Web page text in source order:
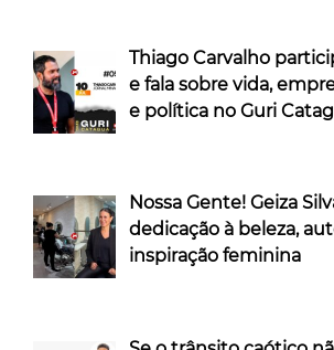
Thiago Carvalho
e fala sobre vida,
e política no Guri
Nossa Gente! Geiza
dedicação à beleza,
inspiração feminina